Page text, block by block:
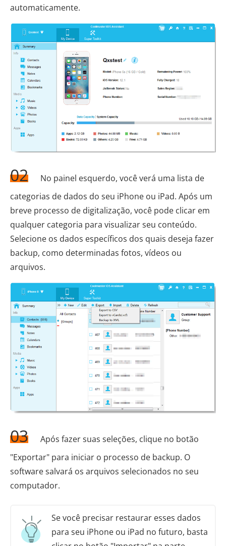
automaticamente.
02
No painel esquerdo, você verá uma lista de
categorias de dados do seu iPhone ou iPad. Após um
breve processo de digitalização, você pode clicar em
qualquer categoria para visualizar seu conteúdo.
Selecione os dados específicos dos quais deseja fazer
backup, como determinadas fotos, vídeos ou
arquivos.
03
Após fazer suas seleções, clique no botão
"Exportar" para iniciar o processo de backup. O
software salvará os arquivos selecionados no seu
computador.
Se você precisar restaurar esses dados
para seu iPhone ou iPad no futuro, basta